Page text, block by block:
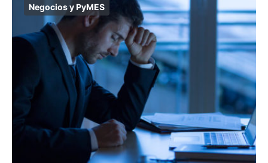
Negocios y PyMES